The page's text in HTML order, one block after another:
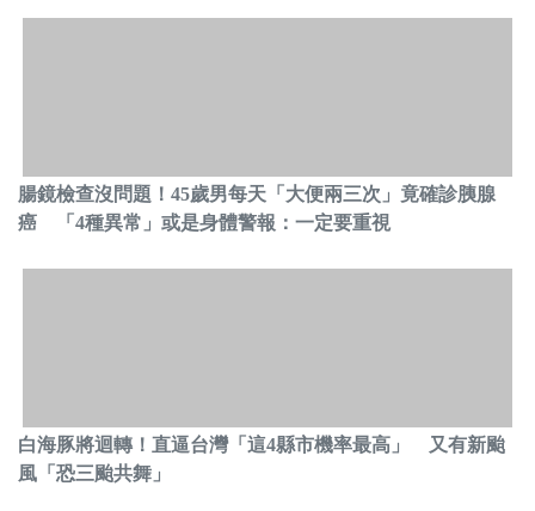
腸鏡檢查沒問題！45歲男每天「大便兩三次」竟確診胰腺
癌 「4種異常」或是身體警報：一定要重視
白海豚將迴轉！直逼台灣「這4縣市機率最高」 又有新颱
風「恐三颱共舞」